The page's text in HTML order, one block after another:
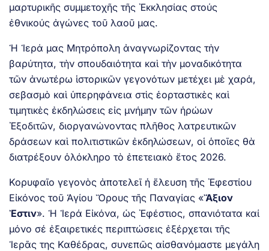
μαρτυρικῆς συμμετοχῆς τῆς Ἐκκλησίας στούς
ἐθνικούς ἀγώνες τοῦ λαοῦ μας.
Ἡ Ἱερά μας Μητρόπολη ἀναγνωρίζοντας τὴν
βαρύτητα, τὴν σπουδαιότητα καὶ τὴν μοναδικότητα
τῶν ἀνωτέρω ἱστορικῶν γεγονότων μετέχει μὲ χαρά,
σεβασμὸ καὶ ὑπερηφάνεια στὶς ἑορταστικὲς καὶ
τιμητικὲς ἐκδηλώσεις εἰς μνήμην τῶν ἡρώων
Ἐξοδιτῶν, διοργανώνοντας πλῆθος λατρευτικῶν
δράσεων καὶ πολιτιστικῶν ἐκδηλώσεων, οἱ ὁποῖες θὰ
διατρέξουν ὁλόκληρο τὸ ἐπετειακὸ ἔτος 2026.
Κορυφαῖο γεγονὸς ἀποτελεῖ ἡ ἔλευση τῆς Ἐφεστίου
Εἰκόνος τοῦ Ἁγίου Ὄρους τῆς Παναγίας «Ἄξιον
Ἐστιν». Ἡ Ἱερά Εἰκόνα, ὡς Ἐφέστιος, σπανιότατα καί
μόνο σέ ἐξαιρετικές περιπτώσεις ἐξέρχεται τῆς
Ἱερᾶς της Καθέδρας, συνεπῶς αἰσθανόμαστε μεγάλη